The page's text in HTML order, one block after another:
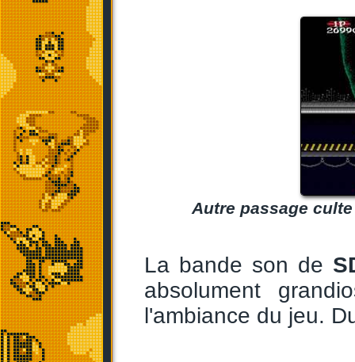
Autre passage
La bande son de
absolument
l'ambiance du jeu.